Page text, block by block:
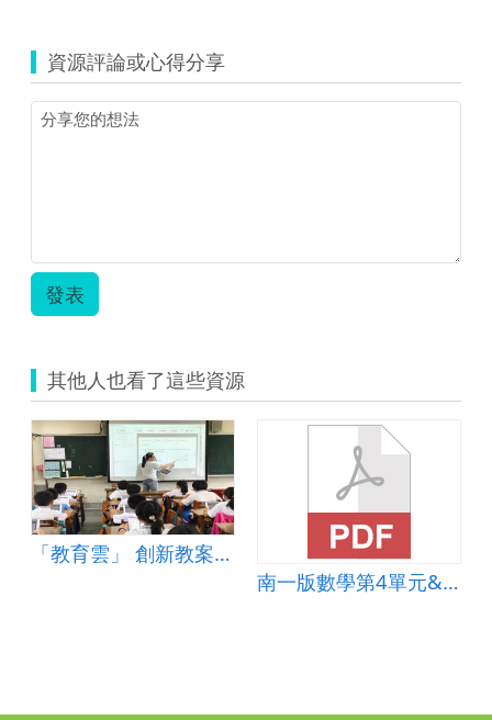
資源評論或心得分享
發表
其他人也看了這些資源
「教育雲」 創新教案設計─國小四年級數學─三角形
南一版數學第4單元&amp;mdash;角、正方形和長方形